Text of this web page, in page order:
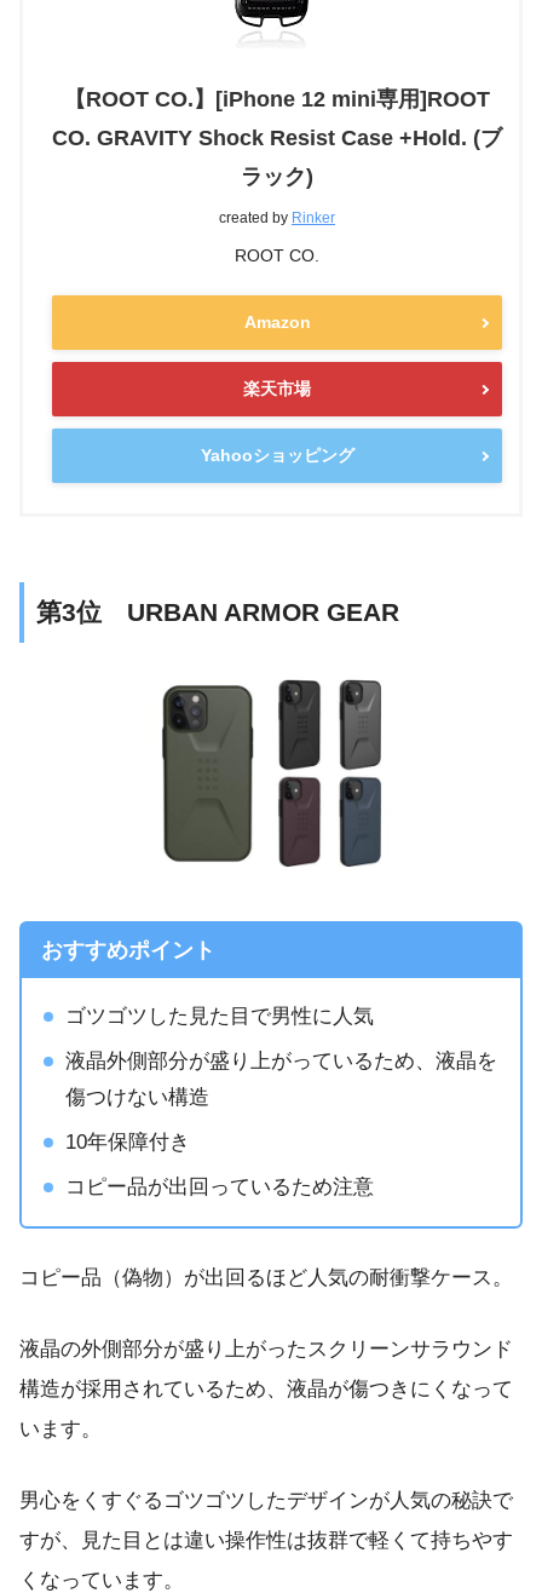
【ROOT CO.】[iPhone 12 mini専用]ROOT
CO. GRAVITY Shock Resist Case +Hold. (ブ
ラック)
created by Rinker
ROOT CO.
Amazon
楽天市場
Yahooショッピング
第3位 URBAN ARMOR GEAR
おすすめポイント
ゴツゴツした見た目で男性に人気
液晶外側部分が盛り上がっているため、液晶を
傷つけない構造
10年保障付き
コピー品が出回っているため注意
コピー品（偽物）が出回るほど人気の耐衝撃ケース。
液晶の外側部分が盛り上がったスクリーンサラウンド
構造が採用されているため、液晶が傷つきにくなって
います。
男心をくすぐるゴツゴツしたデザインが人気の秘訣で
すが、見た目とは違い操作性は抜群で軽くて持ちやす
くなっています。